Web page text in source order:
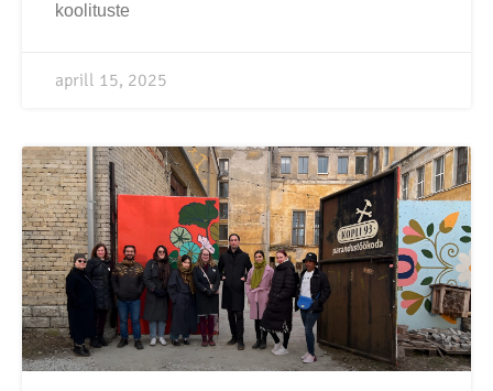
koolituste
aprill 15, 2025